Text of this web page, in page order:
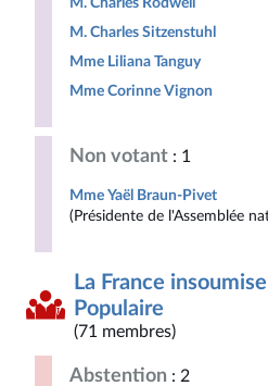
M. Charles Sitzenstuhl
Mme Liliana Tanguy
Mme Corinne Vignon
Non votant : 1
Mme Yaël Braun-Pivet
(Présidente de l'Assemblée
La France
Populaire
(71 membres)
Abstention : 2